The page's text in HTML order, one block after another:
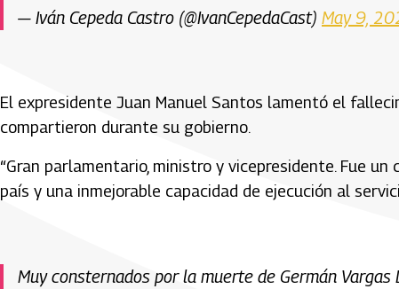
— Iván Cepeda Castro (@IvanCepedaCast) May 9,
El expresidente Juan Manuel Santos lamentó el
compartieron durante su gobierno.
“Gran parlamentario, ministro y vicepresidente. Fue
país y una inmejorable capacidad de ejecución al
Muy consternados por la muerte de Germán